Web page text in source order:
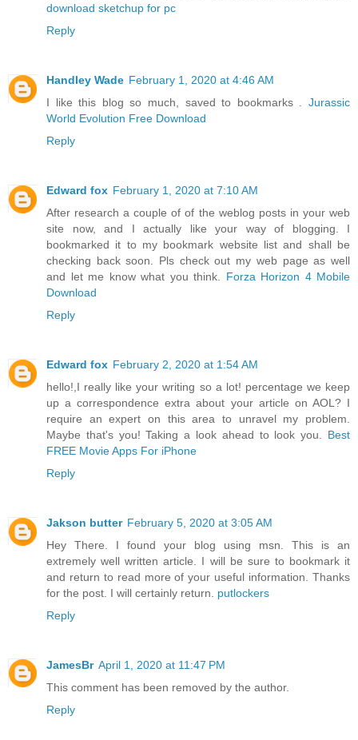
download sketchup for pc
Reply
Handley Wade February 1, 2020 at 4:46 AM
I like this blog so much, saved to bookmarks . Jurassic
World Evolution Free Download
Reply
Edward fox February 1, 2020 at 7:10 AM
After research a couple of of the weblog posts in your web
site now, and I actually like your way of blogging. I
bookmarked it to my bookmark website list and shall be
checking back soon. Pls check out my web page as well
and let me know what you think. Forza Horizon 4 Mobile
Download
Reply
Edward fox February 2, 2020 at 1:54 AM
hello!,I really like your writing so a lot! percentage we keep
up a correspondence extra about your article on AOL? I
require an expert on this area to unravel my problem.
Maybe that's you! Taking a look ahead to look you. Best
FREE Movie Apps For iPhone
Reply
Jakson butter February 5, 2020 at 3:05 AM
Hey There. I found your blog using msn. This is an
extremely well written article. I will be sure to bookmark it
and return to read more of your useful information. Thanks
for the post. I will certainly return. putlockers
Reply
JamesBr April 1, 2020 at 11:47 PM
This comment has been removed by the author.
Reply